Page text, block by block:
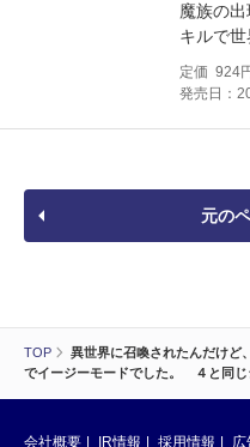
TOP
異世界に召喚されたんだけど
でイージーモードでした。 ４と同じ
魔族の
キルで
定価 924
発売日：
元の
会社概要 IR情報 採用情報 広